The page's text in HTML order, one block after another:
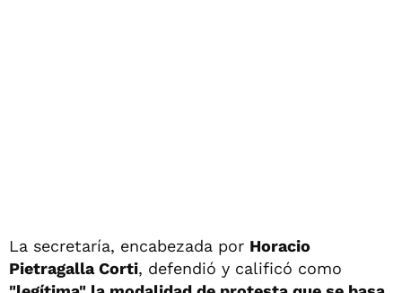
La secretaría, encabezada por Horacio
Pietragalla Corti, defendió y calificó como